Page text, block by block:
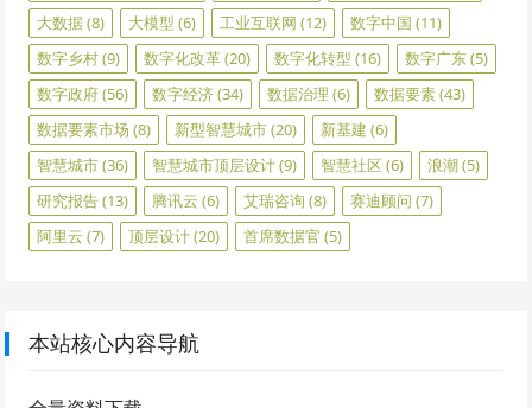
大数据(8) 大模型 (6) 工业互联网 (12) 数字中国 (11)
数字乡村(9) 数字化改革(20) 数字化转型 (16) 数字广东(5)
数字政府(56) 数字经济(34) 数据治理 (6) 数据要素(43)
数据要素市场 (8) 新型智慧城市(20) 新基建 (6)
智慧城市(36) 智慧城市顶层设计(9) 智慧社区 (6) 浪潮(5)
研究报告(13) 腾讯云 (6) 艾瑞咨询 (8) 赛迪顾问 (7)
阿里云 (7) 顶层设计(20) 首席数据官 (5)
本站核心内容导航